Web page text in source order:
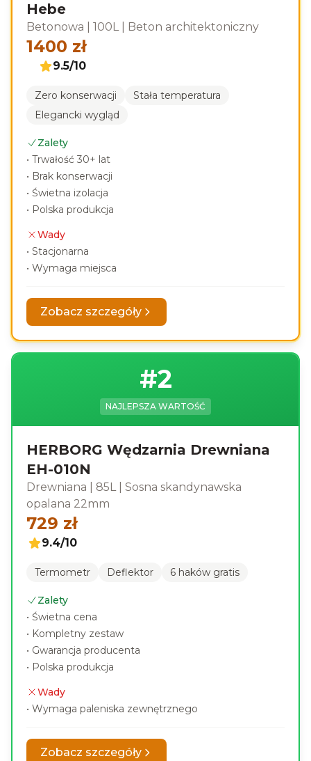
Hebe
Betonowa 100L| Beton architektoniczny
1400 zł
9.5/10
Zero konserwacji
Stała temperatura
Elegancki wygląd
Zalety
• Trwałość 30+ lat
• Brak konserwacji
• Świetna izolacja
• Polska produkcja
Wady
• Stacjonarna
• Wymaga miejsca
Zobacz szczegóły
#2
NAJLEPSZA WARTOŚĆ
HERBORG Wędzarnia Drewniana
EH-010N
Drewniana 85L| Sosna skandynawska
opalana 22mm
729 zł
9.4/10
Termometr Deflektor 6 haków gratis
Zalety
• Świetna cena
• Kompletny zestaw
• Gwarancja producenta
• Polska produkcja
Wady
• Wymaga paleniska zewnętrznego
Zobacz szczegóły